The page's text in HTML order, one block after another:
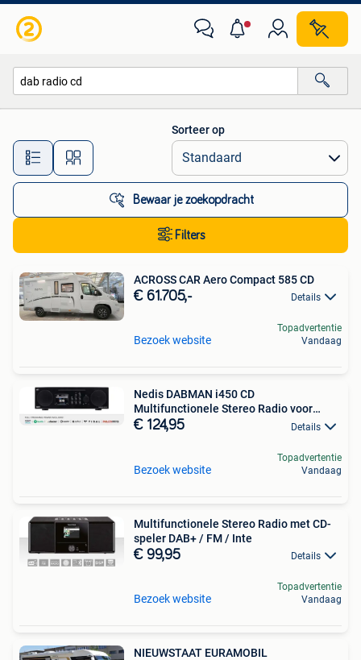
Alle afstanden…
Sorteer op
Bewaar je zoekopdracht
Filters
ACROSS CAR Aero Compact 585 CD
€ 61.705,- Details
Bezoek website
Topadvertentie
Vandaag
Nedis DABMAN i450 CD
Multifunctionele Stereo Radio voor
DAB+
€ 124,95 Details
Bezoek website
Topadvertentie
Vandaag
Multifunctionele Stereo Radio met CD-
speler DAB+ / FM / Inte
€ 99,95 Details
Bezoek website
Topadvertentie
Vandaag
NIEUWSTAAT EURAMOBIL